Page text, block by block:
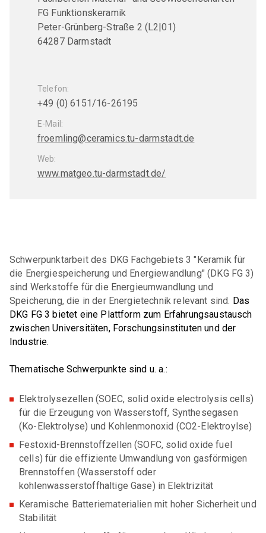
GA Pulvermetallurgie
GA Verbundwerkstoffe
MITGLIEDERKREISE
Womeninceramics
Der Keramische Nachwuchs (DKN)
Szene Dekarbonisierung in der DKG
Veranstaltungen
Alle Veranstaltungen
Kongress / Tagung
DKG Jahrestagung
Fortbildungsseminar
Ausschuss / Arbeitskreis
Messe
Design / Kunst / Kultur
Webmeetings / Webkonferenzen
Mitglieder
Persönliche Mitgliedschaft
DER KERAMISCHE NACHWUCHS
Studierende / Jungakademiker
JURISTISCHE MITGLIEDSCHAFT
Jobs & Ausbildung
Aktuelle Stellenanzeigen
Anzeigen schalten
AUS- UND WEITERBILDUNG
Marktplatz
Marktplatz
FG Funktionskeramik
Peter-Grünberg-Straße 2 (L2|01)
64287 Darmstadt
Telefon:
+49 (0) 6151/16-26195
E-Mail:
froemling@ceramics.tu-darmstadt.de
Web:
www.matgeo.tu-darmstadt.de/
Schwerpunktarbeit des DKG Fachgebiets 3 "Keramik für
die Energiespeicherung und Energiewandlung" (DKG FG 3)
sind Werkstoffe für die Energieumwandlung und
Speicherung, die in der Energietechnik relevant sind. Das
DKG FG 3 bietet eine Plattform zum Erfahrungsaustausch
zwischen Universitäten, Forschungsinstituten und der
Industrie.
Thematische Schwerpunkte sind u. a.:
Elektrolysezellen (SOEC, solid oxide electrolysis cells)
für die Erzeugung von Wasserstoff, Synthesegasen
(Ko-Elektrolyse) und Kohlenmonoxid (CO2-Elektroylse)
Festoxid-Brennstoffzellen (SOFC, solid oxide fuel
cells) für die effiziente Umwandlung von gasförmigen
Brennstoffen (Wasserstoff oder
kohlenwasserstoffhaltige Gase) in Elektrizität
Keramische Batteriematerialien mit hoher Sicherheit und
Stabilität